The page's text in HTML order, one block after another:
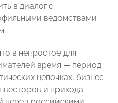
в диалог с
ведомствами
в непростое для
время — период
цепочках, бизнес-
и прихода